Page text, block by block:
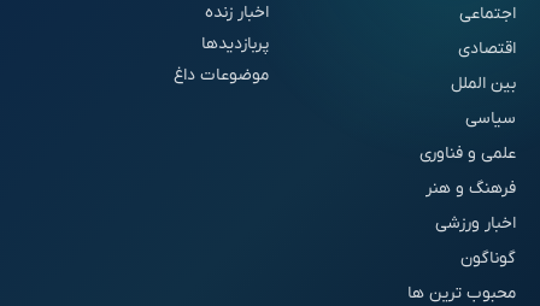
اجتماعی
اقتصادی
بین الملل
سیاسی
علمی و فناوری
فرهنگ و هنر
اخبار ورزشی
گوناگون
محبوب ترین ها
اخبار زنده
پربازدیدها
موضوعات داغ